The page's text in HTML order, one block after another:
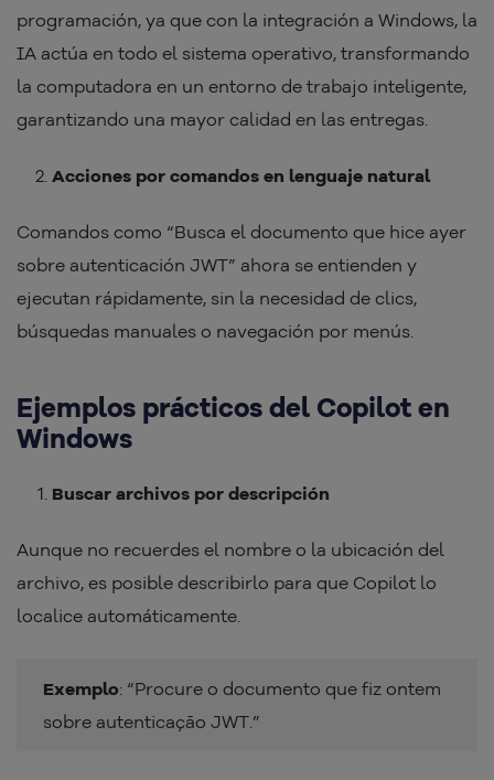
programación, ya que con la integración a Windows, la
IA actúa en todo el sistema operativo, transformando
la computadora en un entorno de trabajo inteligente,
garantizando una mayor calidad en las entregas.
Acciones por comandos en lenguaje natural
Comandos como “Busca el documento que hice ayer
sobre autenticación JWT” ahora se entienden y
ejecutan rápidamente, sin la necesidad de clics,
búsquedas manuales o navegación por menús.
Ejemplos prácticos del Copilot en
Windows
Buscar archivos por descripción
Aunque no recuerdes el nombre o la ubicación del
archivo, es posible describirlo para que Copilot lo
localice automáticamente.
Exemplo: “Procure o documento que fiz ontem
sobre autenticação JWT.”